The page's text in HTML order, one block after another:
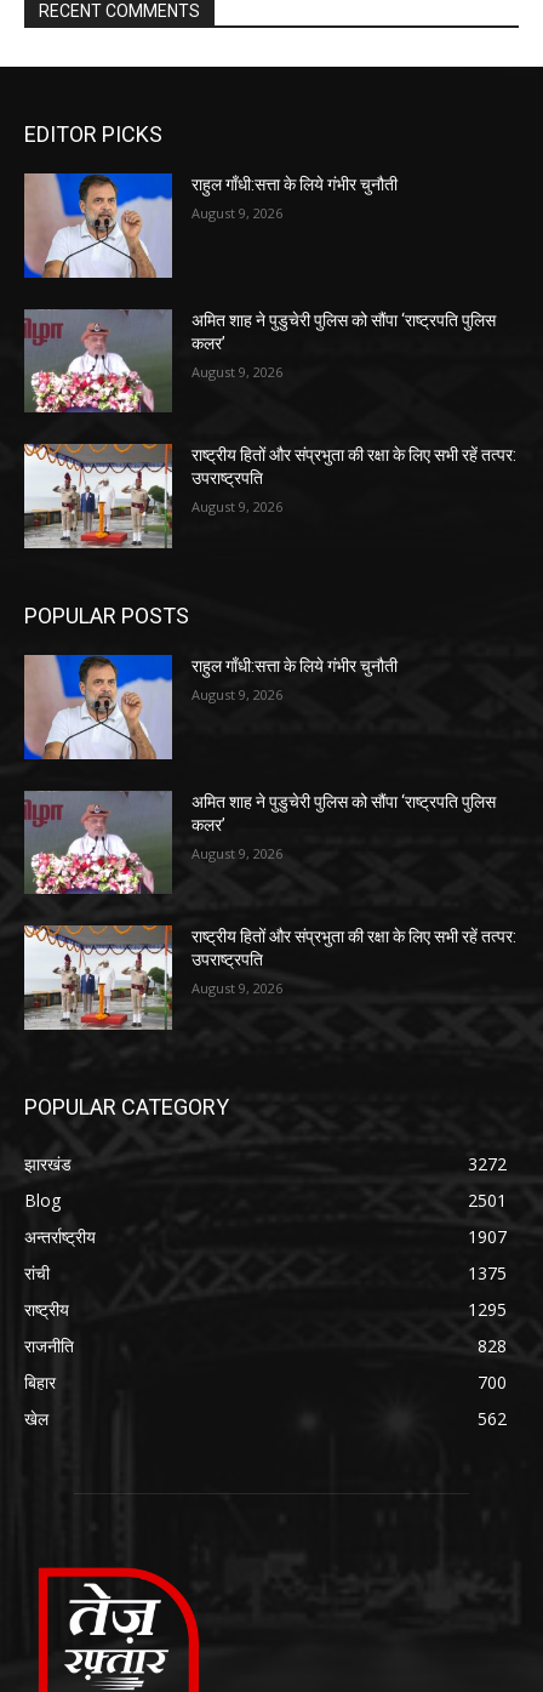
RECENT COMMENTS
EDITOR PICKS
राहुल गाँधी:सत्ता के लिये गंभीर चुनौती
August 9, 2026
अमित शाह ने पुडुचेरी पुलिस को सौंपा ‘राष्ट्रपति पुलिस
कलर’
August 9, 2026
राष्ट्रीय हितों और संप्रभुता की रक्षा के लिए सभी रहें तत्पर:
उपराष्ट्रपति
August 9, 2026
POPULAR POSTS
राहुल गाँधी:सत्ता के लिये गंभीर चुनौती
August 9, 2026
अमित शाह ने पुडुचेरी पुलिस को सौंपा ‘राष्ट्रपति पुलिस
कलर’
August 9, 2026
राष्ट्रीय हितों और संप्रभुता की रक्षा के लिए सभी रहें तत्पर:
उपराष्ट्रपति
August 9, 2026
POPULAR CATEGORY
झारखंड
3272
Blog
2501
अन्तर्राष्ट्रीय
1907
रांची
1375
राष्ट्रीय
1295
राजनीति
828
बिहार
700
खेल
562